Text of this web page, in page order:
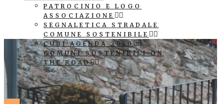
PATROCINIO E LOGO
ASSOCIAZIONE
SEGNALETICA STRADALE
COMUNE SOSTENIBILE
CUBI AGENDA 2030
COMUNI SOSTENIBILI ON
THE ROAD